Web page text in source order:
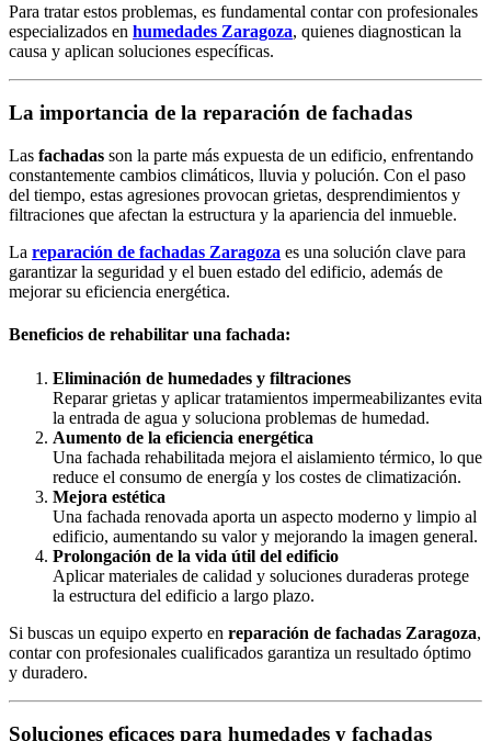
Para tratar estos problemas, es fundamental contar con profesionales
especializados en humedades Zaragoza, quienes diagnostican la
causa y aplican soluciones específicas.
La importancia de la reparación de fachadas
Las fachadas son la parte más expuesta de un edificio, enfrentando
constantemente cambios climáticos, lluvia y polución. Con el paso
del tiempo, estas agresiones provocan grietas, desprendimientos y
filtraciones que afectan la estructura y la apariencia del inmueble.
La reparación de fachadas Zaragoza es una solución clave para
garantizar la seguridad y el buen estado del edificio, además de
mejorar su eficiencia energética.
Beneficios de rehabilitar una fachada:
Eliminación de humedades y filtraciones
Reparar grietas y aplicar tratamientos impermeabilizantes evita
la entrada de agua y soluciona problemas de humedad.
Aumento de la eficiencia energética
Una fachada rehabilitada mejora el aislamiento térmico, lo que
reduce el consumo de energía y los costes de climatización.
Mejora estética
Una fachada renovada aporta un aspecto moderno y limpio al
edificio, aumentando su valor y mejorando la imagen general.
Prolongación de la vida útil del edificio
Aplicar materiales de calidad y soluciones duraderas protege
la estructura del edificio a largo plazo.
Si buscas un equipo experto en reparación de fachadas Zaragoza,
contar con profesionales cualificados garantiza un resultado óptimo
y duradero.
Soluciones eficaces para humedades y fachadas